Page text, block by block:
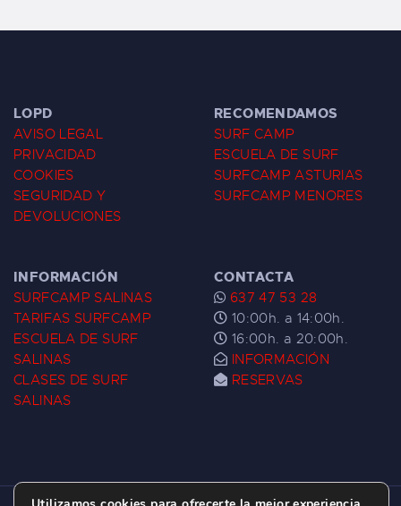
LOPD
AVISO LEGAL
PRIVACIDAD
COOKIES
SEGURIDAD Y
DEVOLUCIONES
RECOMENDAMOS
SURF CAMP
ESCUELA DE SURF
SURFCAMP ASTURIAS
SURFCAMP MENORES
INFORMACIÓN
SURFCAMP SALINAS
TARIFAS SURFCAMP
ESCUELA DE SURF
SALINAS
CLASES DE SURF
SALINAS
CONTACTA
637 47 53 28
10:00h. a 14:00h.
16:00h. a 20:00h.
INFORMACIÓN
RESERVAS